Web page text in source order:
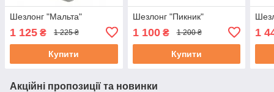
Шезлонг "Мальта"
1 125 ₴ 1 225 ₴
Купити
Шезлонг "Пикник"
1 100₴ 1 200 ₴
Купити
1
Акційні пропозиції та новинки